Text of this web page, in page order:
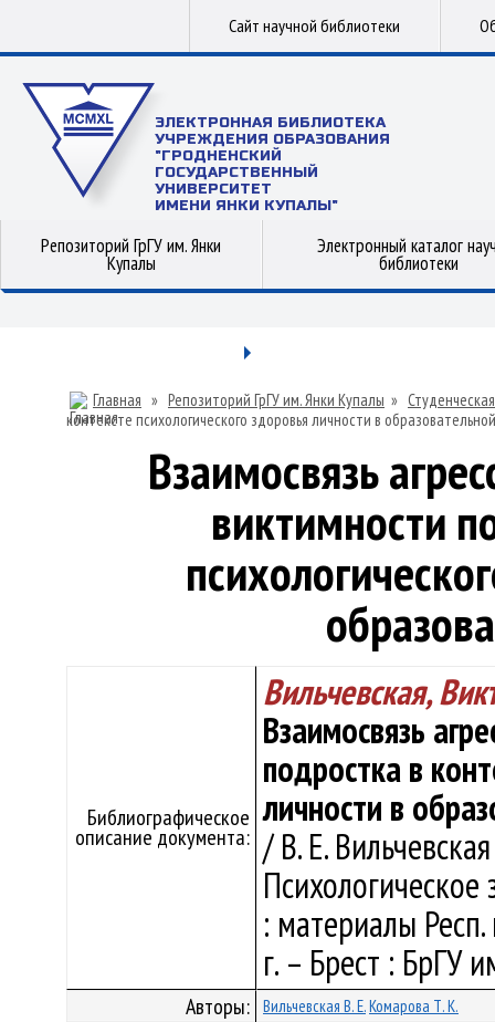
Сайт научной библиотеки
ЭЛЕКТРОННАЯ БИБЛИОТЕКА
УЧРЕЖДЕНИЯ ОБРАЗОВАНИЯ
"ГРОДНЕНСКИЙ
ГОСУДАРСТВЕННЫЙ
УНИВЕРСИТЕТ
ИМЕНИ ЯНКИ КУПАЛЫ"
Репозиторий ГрГУ им. Янки
Купалы
Электронный каталог
библиотеки
Главная » Репозиторий ГрГУ им. Янки Купалы »
контексте психологического здоровья личности в
Взаимосвязь
виктимности
Библиографическое
описание документа:
Вильчевская,
Взаимосвязь
подростка в
личности в
/ В. Е.
: материалы
г. – Брест : БрГУ
Авторы: Вильчевская В. Е.Комарова Т. К.